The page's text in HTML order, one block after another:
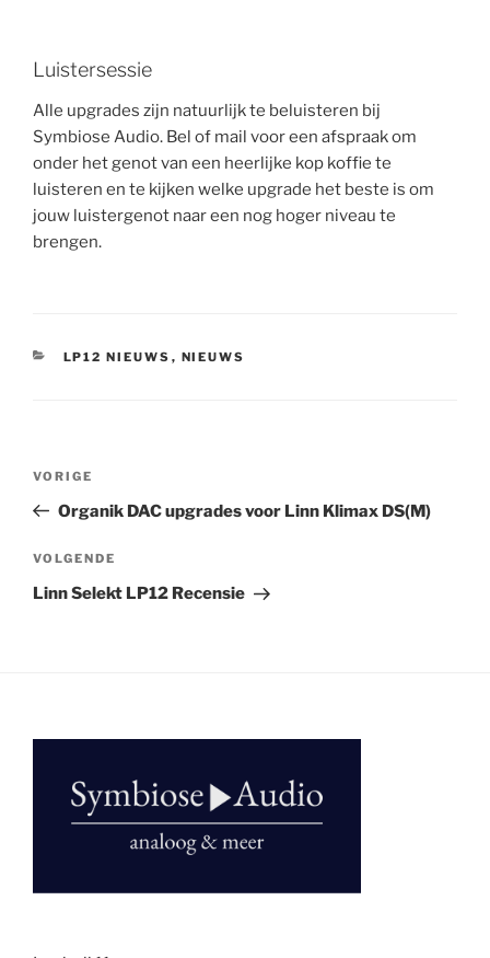
Luistersessie
Alle upgrades zijn natuurlijk te beluisteren bij
Symbiose Audio. Bel of mail voor een afspraak om
onder het genot van een heerlijke kop koffie te
luisteren en te kijken welke upgrade het beste is om
jouw luistergenot naar een nog hoger niveau te
brengen.
CATEGORIEËN
LP12 NIEUWS , NIEUWS
Vorig
bericht
VORIGE
Organik DAC upgrades voor Linn Klimax DS(M)
Volgend
bericht
VOLGENDE
Linn Selekt LP12 Recensie